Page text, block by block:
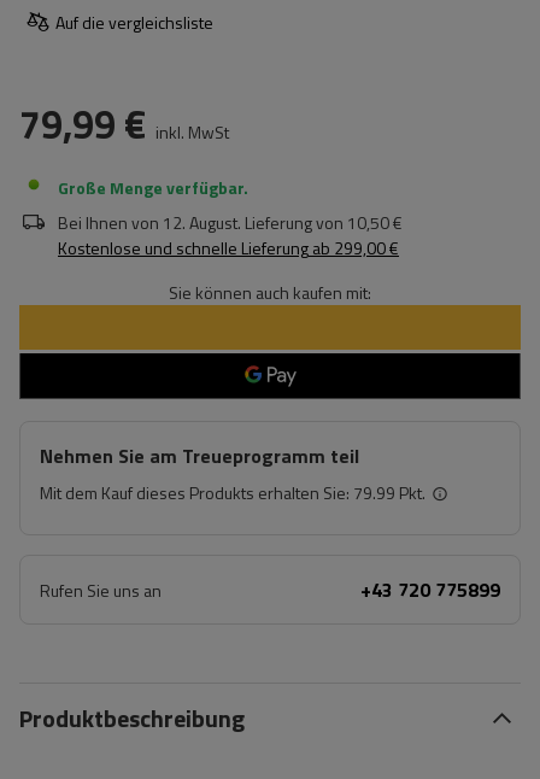
Auf die vergleichsliste
79,99 € inkl. MwSt
Große Menge verfügbar
Bei Ihnen von 12. August. Lieferung von 10,50 €
Kostenlose und schnelle Lieferungab 299,00 €
Sie können auch kaufen mit:
Nehmen Sie am Treueprogramm teil
Mit dem Kauf dieses Produkts erhalten Sie: 79.99 Pkt.
Rufen Sie uns an +43 720 775899
Produktbeschreibung